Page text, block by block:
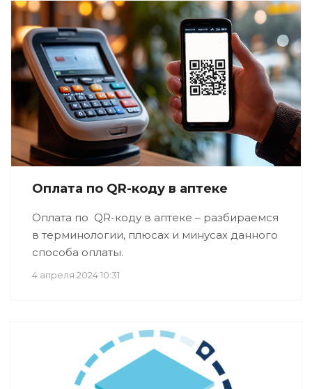
Оплата по QR-коду в аптеке
Оплата по QR-коду в аптеке – разбираемся
в терминологии, плюсах и минусах данного
способа оплаты.
4 апреля 2024 10:31